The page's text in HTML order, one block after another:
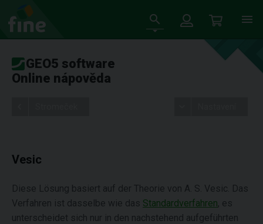
GEO5 software
Online nápověda
Vesic
Diese Lösung basiert auf der Theorie von A. S. Vesic. Das
Verfahren ist dasselbe wie das Standardverfahren, es
unterscheidet sich nur in den nachstehend aufgeführten